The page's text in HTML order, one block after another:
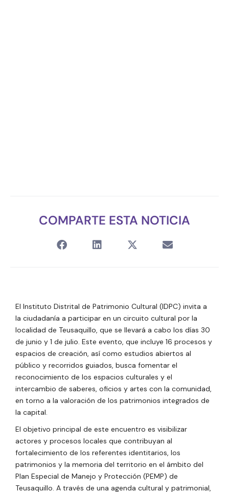
COMPARTE ESTA NOTICIA
El Instituto Distrital de Patrimonio Cultural (IDPC) invita a
la ciudadanía a participar en un circuito cultural por la
localidad de Teusaquillo, que se llevará a cabo los días 30
de junio y 1 de julio. Este evento, que incluye 16 procesos y
espacios de creación, así como estudios abiertos al
público y recorridos guiados, busca fomentar el
reconocimiento de los espacios culturales y el
intercambio de saberes, oficios y artes con la comunidad,
en torno a la valoración de los patrimonios integrados de
la capital.
El objetivo principal de este encuentro es visibilizar
actores y procesos locales que contribuyan al
fortalecimiento de los referentes identitarios, los
patrimonios y la memoria del territorio en el ámbito del
Plan Especial de Manejo y Protección (PEMP) de
Teusaquillo. A través de una agenda cultural y patrimonial,